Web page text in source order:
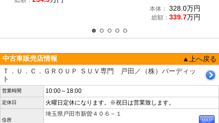
本体： 328.0万円
総額： 339.7万円
中古車販売店情報
▲上へ戻る
Ｔ．Ｕ．Ｃ．ＧＲＯＵＰ ＳＵＶ専門 戸田／（株）バーディッ
ト
営業時間 10:00～18:00
定休日 火曜日定休になります。※祝日は営業致します。
住所
埼玉県戸田市新曽４０６－１